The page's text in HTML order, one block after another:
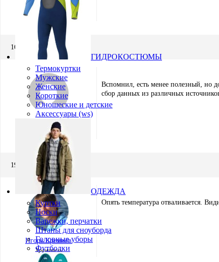
ГИДРОКОСТЮМЫ
Термокуртки
Мужские
Женские
Короткие
Юношеские и детские
Аксессуары (ws)
ОДЕЖДА
Куртки
Носки
Варежки, перчатки
Штаны для сноуборда
Головные уборы
Футболки
Ximik
Участник
16.06.2014 в 21:50
Егор
Участник
Вспомнил, есть менее полезный, но
сбор данных из различных
19.09.2014 в 09:02
Игорь Кремнёв
Хранитель
Опять температура отваливается.